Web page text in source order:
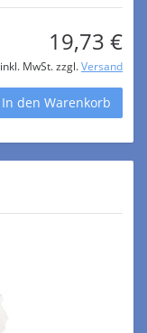
19,73 €
inkl. MwSt. zzgl. Versand
In den Warenkorb